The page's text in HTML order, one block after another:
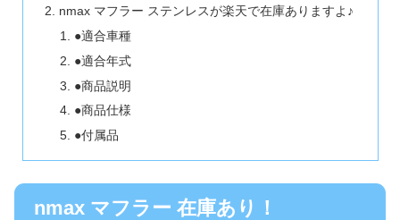
nmax マフラー ステンレスが楽天で在庫ありますよ♪
●適合車種
●適合年式
●商品説明
●商品仕様
●付属品
nmax マフラー 在庫あり！